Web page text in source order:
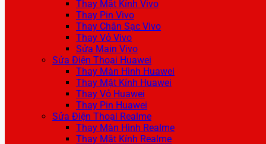
Thay Mặt Kính Vivo
Thay Pin Vivo
Thay Chân Sạc Vivo
Thay Vỏ Vivo
Sửa Main Vivo
Sửa Điện Thoại Huawei
Thay Màn Hình Huawei
Thay Mặt Kính Huawei
Thay Vỏ Huawei
Thay Pin Huawei
Sửa Điện Thoại Realme
Thay Màn Hình Realme
Thay Mặt Kính Realme